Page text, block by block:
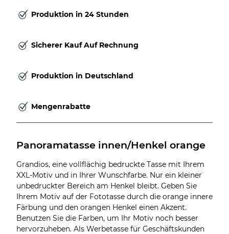
Produktion in 24 Stunden
Sicherer Kauf Auf Rechnung
Produktion in Deutschland
Mengenrabatte
Panoramatasse innen/Henkel orange
Grandios, eine vollflächig bedruckte Tasse mit Ihrem
XXL-Motiv und in Ihrer Wunschfarbe. Nur ein kleiner
unbedruckter Bereich am Henkel bleibt. Geben Sie
Ihrem Motiv auf der Fototasse durch die orange innere
Färbung und den orangen Henkel einen Akzent.
Benutzen Sie die Farben, um Ihr Motiv noch besser
hervorzuheben. Als Werbetasse für Geschäftskunden